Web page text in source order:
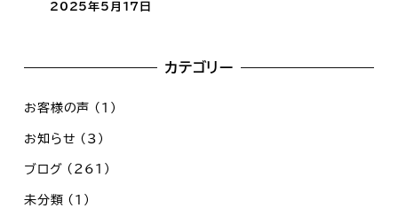
2025年5月17日
カテゴリー
お客様の声 (1)
お知らせ (3)
ブログ (261)
未分類 (1)